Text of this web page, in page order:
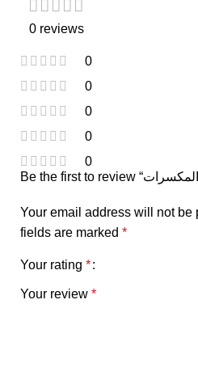
0 reviews
0
0
0
0
0
Your email address will not be
fields are marked *
Your rating *
Your review *